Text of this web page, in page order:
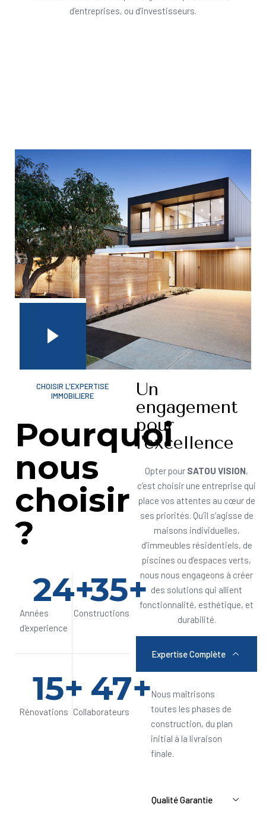
d’entreprises, ou d’investisseurs.
CHOISIR L'EXPERTISE
IMMOBILIERE
Pourquoi
nous
choisir
?
Années
d'experience
24+
Constructions
35+
Rénovations
15+
Collaborateurs
47+
Un
engagement
pour
l'excellence
Opter pour SATOU VISION,
c’est choisir une entreprise qui
place vos attentes au cœur de
ses priorités. Qu’il s’agisse de
maisons individuelles,
d’immeubles résidentiels, de
piscines ou d’espaces verts,
nous nous engageons à créer
des solutions qui allient
fonctionnalité, esthétique, et
durabilité.
Expertise Complète
Nous maîtrisons
toutes les phases de
construction, du plan
initial à la livraison
finale.
Qualité Garantie